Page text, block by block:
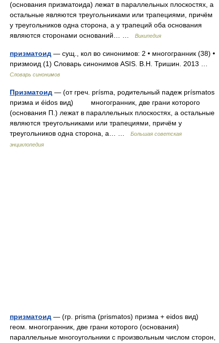
(основания призматоида) лежат в параллельных плоскостях, а
остальные являются треугольниками или трапециями, причём
у треугольников одна сторона, а у трапеций оба основания
являются сторонами оснований… …
Википедия
призматоид — сущ., кол во синонимов: 2 • многогранник (38) •
призмоид (1) Словарь синонимов ASIS. В.Н. Тришин. 2013 …
Словарь синонимов
Призматоид — (от греч. prísma, родительный падеж prísmatos
призма и éidos вид) многогранник, две грани которого
(основания П.) лежат в параллельных плоскостях, а остальные
являются треугольниками или трапециями, причём у
треугольников одна сторона, а… …
Большая советская
энциклопедия
призматоид — (гр. prisma (prismatos) призма + eidos вид)
геом. многогранник, две грани которого (основания)
параллельные многоугольники с произвольным числом сторон,